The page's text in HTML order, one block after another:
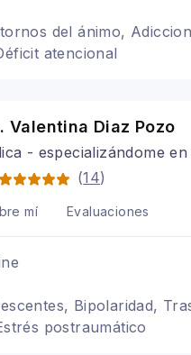
del ánimo,
atencional
Valentina Diaz Pozo
- especializándome
(14)
mí Evaluaciones
Bipolaridad,
postraumático